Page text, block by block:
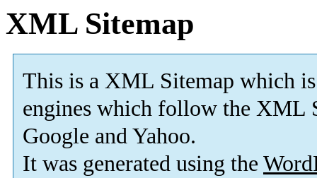
XML Sitemap
This is a XML Sitemap which is
engines which follow the XML
Google and Yahoo.
It was generated using the